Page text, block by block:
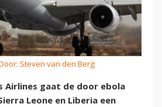
Steven van den Berg
Airlines gaat de door ebola
Leone en Liberia een